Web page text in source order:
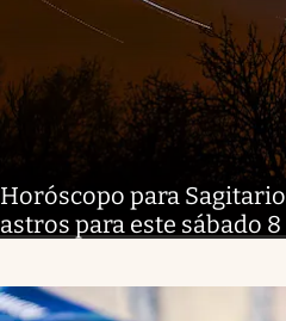
Horóscopo para
astros para este sábado